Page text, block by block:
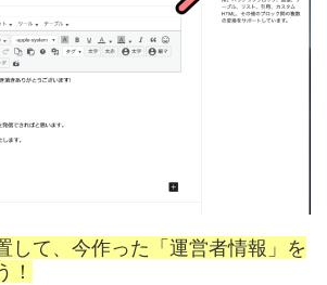
して、今作った「運営者情報」を
！